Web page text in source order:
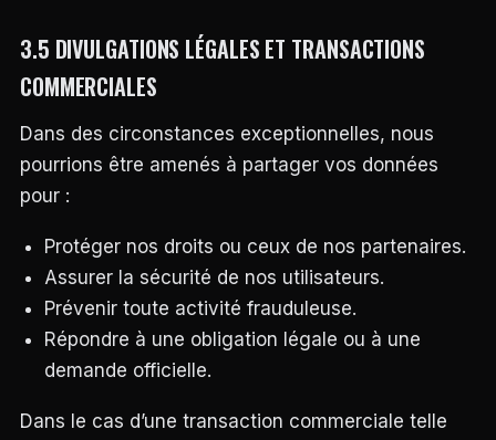
3.5 DIVULGATIONS LÉGALES ET TRANSACTIONS
COMMERCIALES
Dans des circonstances exceptionnelles, nous
pourrions être amenés à partager vos données
pour :
Protéger nos droits ou ceux de nos partenaires.
Assurer la sécurité de nos utilisateurs.
Prévenir toute activité frauduleuse.
Répondre à une obligation légale ou à une
demande officielle.
Dans le cas d’une transaction commerciale telle